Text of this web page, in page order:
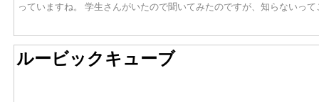
っていますね。 学生さんがいたので聞いてみたのですが、知らないっ
ルービックキューブ